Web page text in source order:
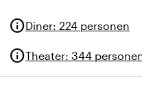
infoDiner: 224 personen
infoTheater: 344